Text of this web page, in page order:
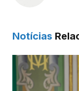
Notícias